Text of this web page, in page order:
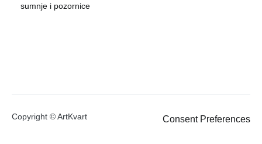
sumnje i pozornice
Copyright © ArtKvart Consent Preferences